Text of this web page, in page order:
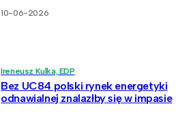
10-06-2026
Ireneusz Kulka, EDP
Bez UC84 polski rynek energetyki
odnawialnej znalazłby się w impasie